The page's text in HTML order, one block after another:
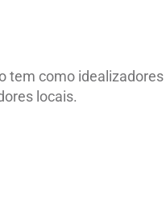
tem como
locais.